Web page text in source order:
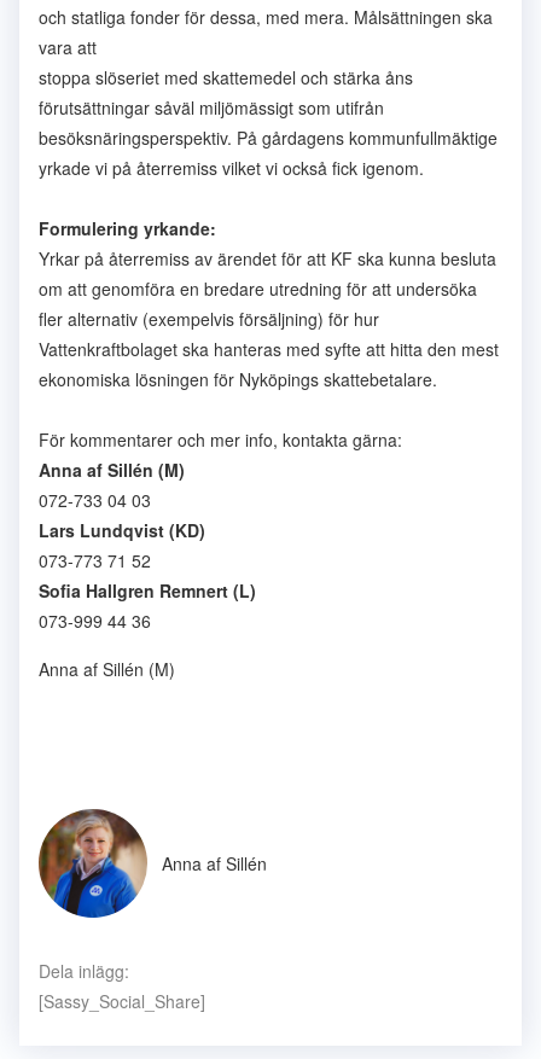
och statliga fonder för dessa, med mera. Målsättningen ska
vara att
stoppa slöseriet med skattemedel och stärka åns
förutsättningar såväl miljömässigt som utifrån
besöksnäringsperspektiv. På gårdagens kommunfullmäktige
yrkade vi på återremiss vilket vi också fick igenom.
Formulering yrkande:
Yrkar på återremiss av ärendet för att KF ska kunna besluta
om att genomföra en bredare utredning för att undersöka
fler alternativ (exempelvis försäljning) för hur
Vattenkraftbolaget ska hanteras med syfte att hitta den mest
ekonomiska lösningen för Nyköpings skattebetalare.
För kommentarer och mer info, kontakta gärna:
Anna af Sillén (M)
072-733 04 03
Lars Lundqvist (KD)
073-773 71 52
Sofia Hallgren Remnert (L)
073-999 44 36
Anna af Sillén (M)
Anna af Sillén
Dela inlägg:
[Sassy_Social_Share]